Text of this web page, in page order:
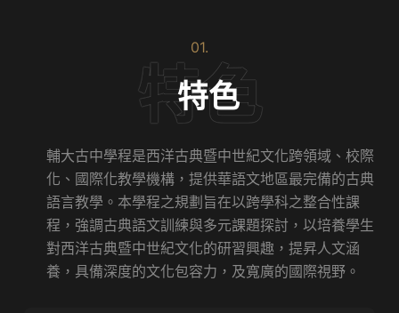
01.
特色
輔大古中學程是西洋古典暨中世紀文化跨領域、校際
化、國際化教學機構，提供華語文地區最完備的古典
語言教學。本學程之規劃旨在以跨學科之整合性課
程，強調古典語文訓練與多元課題探討，以培養學生
對西洋古典暨中世紀文化的研習興趣，提昇人文涵
養，具備深度的文化包容力，及寬廣的國際視野。